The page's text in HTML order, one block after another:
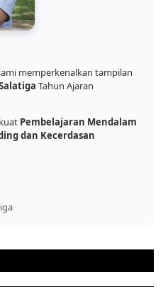
memperkenalkan tampilan
Tahun Ajaran
Pembelajaran Mendalam
dan Kecerdasan